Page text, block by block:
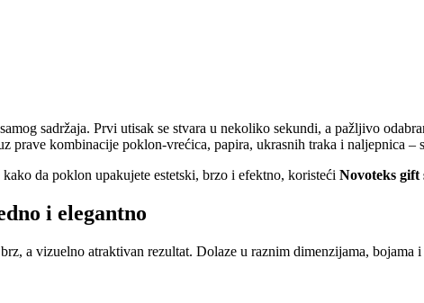
sadržaja. Prvi utisak se stvara u nekoliko sekundi, a pažljivo
prave kombinacije poklon‑vrećica, papira, ukrasnih traka i naljepnica –
da poklon upakujete estetski, brzo i efektno, koristeći Novoteks gift
i elegantno
a vizuelno atraktivan rezultat. Dolaze u raznim dimenzijama,